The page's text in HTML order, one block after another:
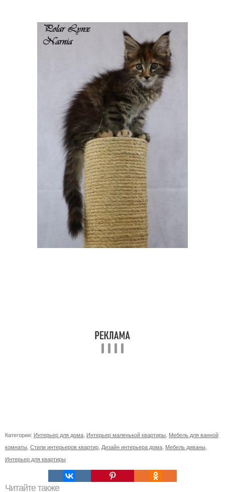
Категории: Интерьер для дома Интерьер маленькой квартиры Мебель для ванной
комнаты Стили интерьеров квартир Дизайн интерьера дома Мебель диваны
Интерьер для квартиры
Читайте также